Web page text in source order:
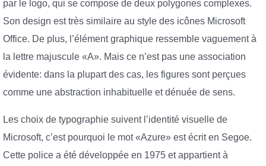
par le logo, qui se compose de deux polygones complexes.
Son design est très similaire au style des icônes Microsoft
Office. De plus, l’élément graphique ressemble vaguement à
la lettre majuscule «A». Mais ce n’est pas une association
évidente: dans la plupart des cas, les figures sont perçues
comme une abstraction inhabituelle et dénuée de sens.
Les choix de typographie suivent l’identité visuelle de
Microsoft, c’est pourquoi le mot «Azure» est écrit en Segoe.
Cette police a été développée en 1975 et appartient à